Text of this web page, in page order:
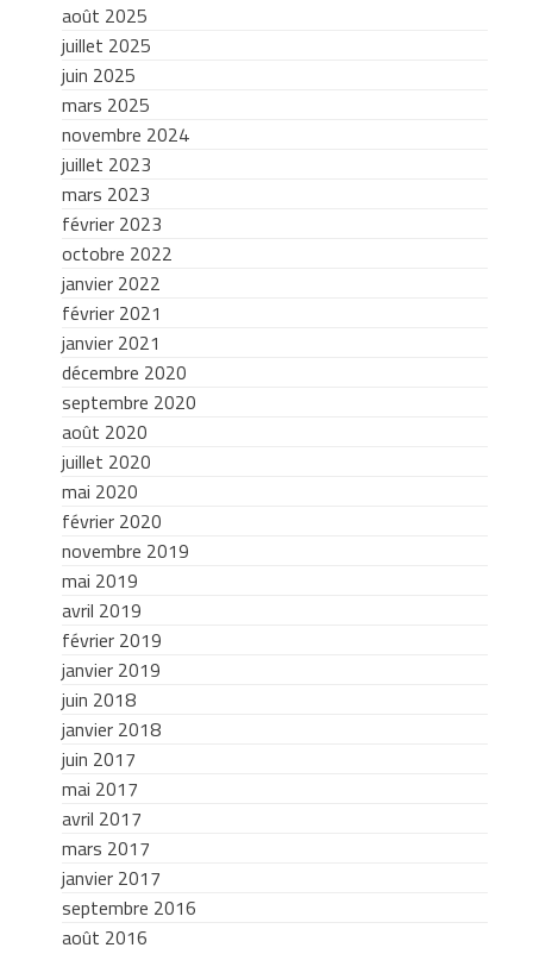
août 2025
juillet 2025
juin 2025
mars 2025
novembre 2024
juillet 2023
mars 2023
février 2023
octobre 2022
janvier 2022
février 2021
janvier 2021
décembre 2020
septembre 2020
août 2020
juillet 2020
mai 2020
février 2020
novembre 2019
mai 2019
avril 2019
février 2019
janvier 2019
juin 2018
janvier 2018
juin 2017
mai 2017
avril 2017
mars 2017
janvier 2017
septembre 2016
août 2016